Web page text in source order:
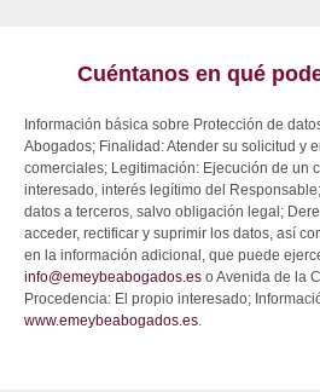
Cuéntanos en qué
Información básica sobre Protección de
Abogados; Finalidad: Atender su solicitud y
comerciales; Legitimación: Ejecución de un
interesado, interés legítimo del
datos a terceros, salvo obligación legal;
acceder, rectificar y suprimir los datos, así
en la información adicional, que puede
info@emeybeabogados.es o Avenida de la
Procedencia: El propio interesado;
www.emeybeabogados.es